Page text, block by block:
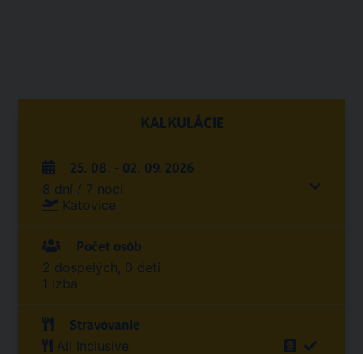
KALKULÁCIE
25. 08. - 02. 09. 2026
8 dní / 7 nocí
Katovice
Počet osôb
2 dospelých, 0 detí
1 izba
Stravovanie
All Inclusive